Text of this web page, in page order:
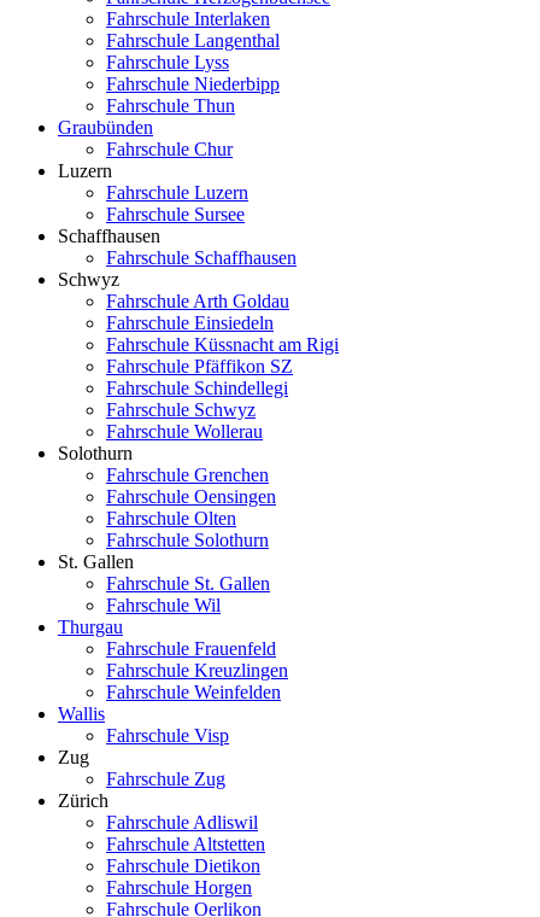
Fahrschule Interlaken
Fahrschule Langenthal
Fahrschule Lyss
Fahrschule Niederbipp
Fahrschule Thun
Graubünden
Fahrschule Chur
Luzern
Fahrschule Luzern
Fahrschule Sursee
Schaffhausen
Fahrschule Schaffhausen
Schwyz
Fahrschule Arth Goldau
Fahrschule Einsiedeln
Fahrschule Küssnacht am Rigi
Fahrschule Pfäffikon SZ
Fahrschule Schindellegi
Fahrschule Schwyz
Fahrschule Wollerau
Solothurn
Fahrschule Grenchen
Fahrschule Oensingen
Fahrschule Olten
Fahrschule Solothurn
St. Gallen
Fahrschule St. Gallen
Fahrschule Wil
Thurgau
Fahrschule Frauenfeld
Fahrschule Kreuzlingen
Fahrschule Weinfelden
Wallis
Fahrschule Visp
Zug
Fahrschule Zug
Zürich
Fahrschule Adliswil
Fahrschule Altstetten
Fahrschule Dietikon
Fahrschule Horgen
Fahrschule Oerlikon